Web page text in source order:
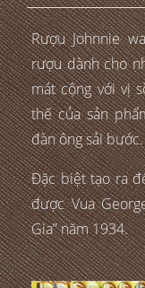
Rượu Johnnie
rượu dành cho
mát cộng với vị
thế của sản
đàn ông sải bước.
Đặc biệt tạo ra
được Vua
Gia” năm 1934.